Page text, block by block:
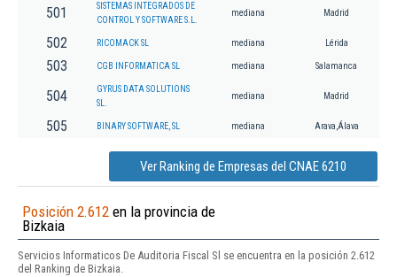
501
SISTEMAS INTEGRADOS DE
CONTROL Y SOFTWARE S.L.
mediana Madrid
502 RICOMACK SL mediana Lérida
503 CGB INFORMATICA SL mediana Salamanca
504
GYRUS DATA SOLUTIONS
SL.
mediana Madrid
505 BINARY SOFTWARE, SL mediana Arava,Álava
Ver Ranking de Empresas del CNAE 6210
Posición 2.612 en la provincia de
Bizkaia
Servicios Informaticos De Auditoria Fiscal Sl se encuentra en la posición 2.612
del Ranking de Bizkaia.